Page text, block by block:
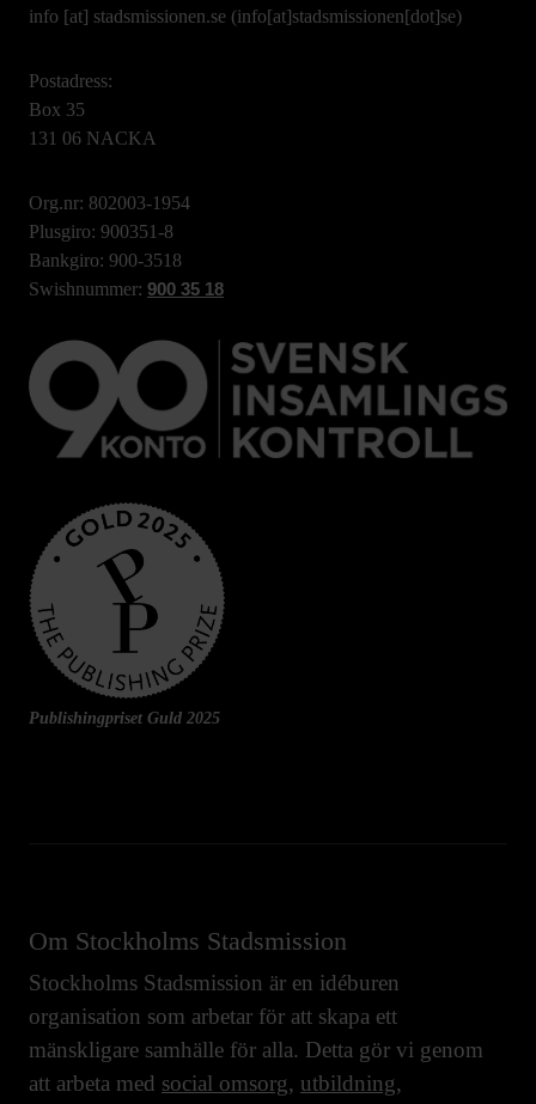
info [at] stadsmissionen.se (info[at]stadsmissionen[dot]se)
Postadress:
Box 35
131 06 NACKA
Org.nr: 802003-1954
Plusgiro: 900351-8
Bankgiro: 900-3518
Swishnummer: 900 35 18
Publishingpriset Guld 2025
Om Stockholms Stadsmission
Stockholms Stadsmission är en idéburen
organisation som arbetar för att skapa ett
mänskligare samhälle för alla. Detta gör vi genom
att arbeta med social omsorg, utbildning,